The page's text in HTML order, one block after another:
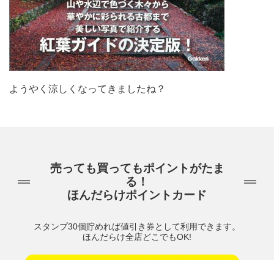
ようやく涼しくなってきましたね？
売っても買ってもポイントがたま
る！
ほんだらけポイントカード
スタンプ30個貯めれば値引き券として利用できます。
ほんだらけ全店どこでもOK!